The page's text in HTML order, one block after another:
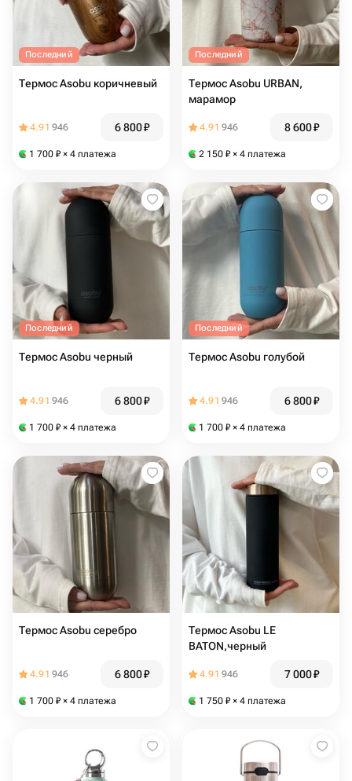
Последний
Термос Asobu коричневый
4.91 946 6 800₽
1 700 ₽ × 4 платежа
Последний
Термос Asobu URBAN,
марамор
4.91 946 8 600₽
2 150 ₽ × 4 платежа
Последний
Термос Asobu черный
4.91 946 6 800₽
1 700 ₽ × 4 платежа
Последний
Термос Asobu голубой
4.91 946 6 800₽
1 700 ₽ × 4 платежа
Термос Asobu серебро
4.91 946 6 800₽
1 700 ₽ × 4 платежа
Термос Asobu LE
BATON,черный
4.91 946 7 000₽
1 750 ₽ × 4 платежа